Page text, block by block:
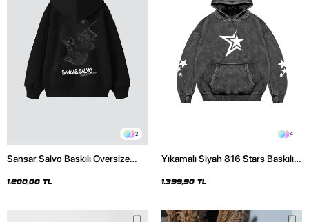
2
Sansar Salvo Baskılı Oversize
1.200,00 TL
4
Yıkamalı Siyah 816 Stars Baskılı
1.399,90 TL